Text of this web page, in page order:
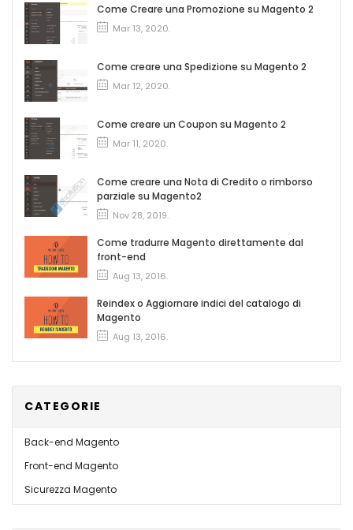
Come Creare una Promozione su Magento 2
Mar 13, 2020.
Come creare una Spedizione su Magento 2
Mar 12, 2020.
Come creare un Coupon su Magento 2
Mar 11, 2020.
Come creare una Nota di Credito o rimborso
parziale su Magento2
Nov 28, 2019.
Come tradurre Magento direttamente dal
front-end
Aug 13, 2016.
Reindex o Aggiornare indici del catalogo di
Magento
Aug 13, 2016.
CATEGORIE
Back-end Magento
Front-end Magento
Sicurezza Magento